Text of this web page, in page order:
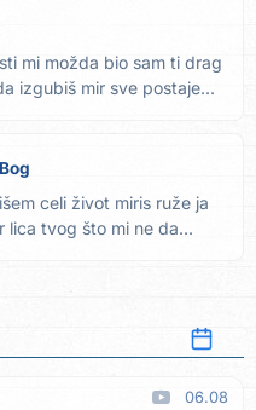
mi možda bio sam ti drag
izgubiš mir sve postaje...
celi život miris ruže ja
lica tvog što mi ne da...
06.08